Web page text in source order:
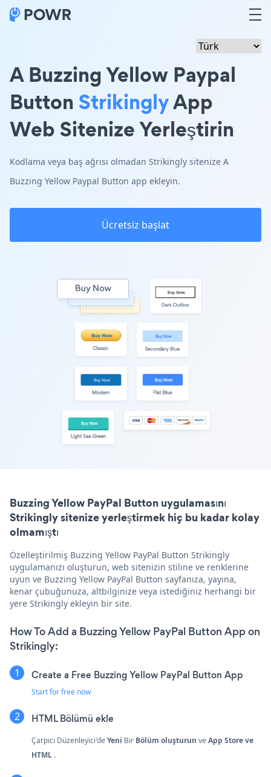
A Buzzing Yellow Paypal
ButtonStrikinglyApp
Web Sitenize Yerleştirin
Kodlama veya baş ağrısı olmadan Strikingly sitenize A
Buzzing Yellow Paypal Button app ekleyin.
Ücretsiz başlat
Buzzing Yellow PayPal Button uygulamasını
Strikingly sitenize yerleştirmek hiç bu kadar kolay
olmamıştı
Özelleştirilmiş Buzzing Yellow PayPal Button Strikingly
uygulamanızı oluşturun, web sitenizin stiline ve renklerine
uyun ve Buzzing Yellow PayPal Button sayfanıza, yayına,
kenar çubuğunuza, altbilginize veya istediğiniz herhangi bir
yere Strikingly ekleyin bir site.
How To Add a Buzzing Yellow PayPal Button App on
Strikingly:
Create a Free Buzzing Yellow PayPal Button App
Start for free now
HTML Bölümü ekle
Çarpıcı Düzenleyici'deYeni Bir Bölüm oluşturun veApp Store ve
HTML .